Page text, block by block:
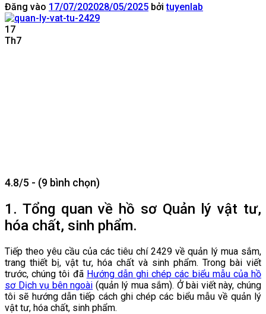
Đăng vào 17/07/202028/05/2025 bởituyenlab
17
Th7
4.8/5 - (9 bình chọn)
1. Tổng quan về hồ sơ Quản lý vật tư,
hóa chất, sinh phẩm.
Tiếp theo yêu cầu của các tiêu chí 2429 về quản lý mua sắm,
trang thiết bị, vật tư, hóa chất và sinh phẩm. Trong bài viết
trước, chúng tôi đã Hướng dẫn ghi chép các biểu mẫu của hồ
sơ Dịch vụ bên ngoài (quản lý mua sắm). Ở bài viết này, chúng
tôi sẽ hướng dẫn tiếp cách ghi chép các biểu mẫu về quản lý
vật tư, hóa chất, sinh phẩm.